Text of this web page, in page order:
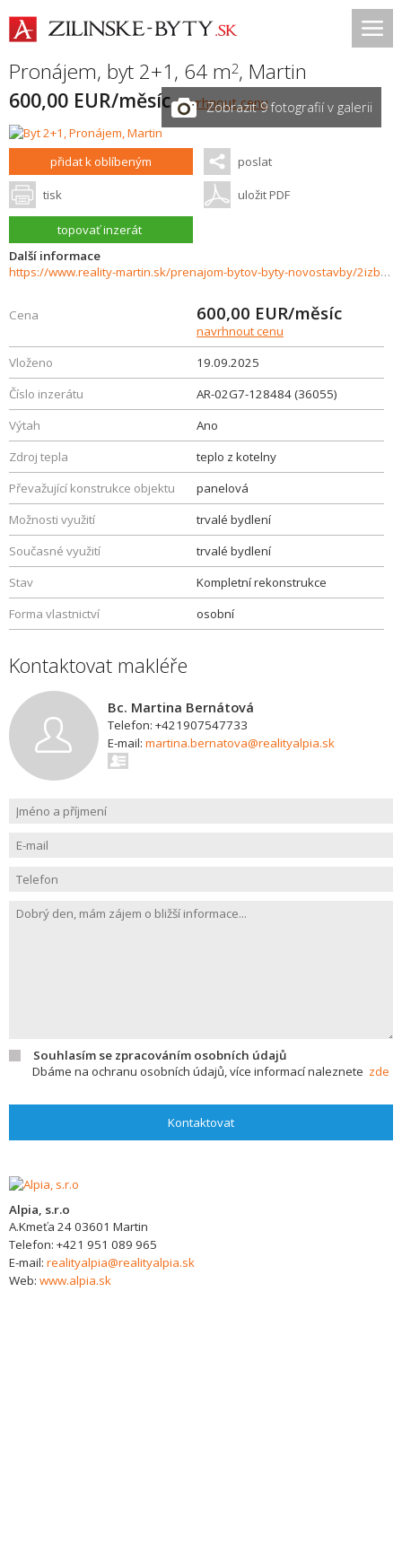
Pronájem, byt 2+1, 64 m2, Martin
600,00 EUR/měsícnavrhnout cenu
Zobrazit 9 fotografií v galerii
přidat k oblíbeným poslat
tisk uložit PDF
topovať inzerát
Další informace
https://www.reality-martin.sk/prenajom-bytov-byty-novostavby/2izbovy-byt-na-prenajom-Sever-36055/?utm_source=areality&utm_medium=xml&utm_term=36055&utm_content=byt&utm_campaign=portaly
Cena 600,00 EUR/měsíc
navrhnout cenu
Vloženo
19.09.2025
Číslo inzerátu
AR-02G7-128484 (36055)
Výtah
Ano
Zdroj tepla
teplo z kotelny
Převažující konstrukce objektu
panelová
Možnosti využití
trvalé bydlení
Současné využití
trvalé bydlení
Stav
Kompletní rekonstrukce
Forma vlastnictví
osobní
Kontaktovat makléře
Bc. Martina Bernátová
Telefon: +421907547733
E-mail: martina.bernatova@realityalpia.sk
Souhlasím se zpracováním osobních údajů
Dbáme na ochranu osobních údajů, více informací naleznete zde
Kontaktovat
Alpia, s.r.o
A.Kmeťa 2403601 Martin
Telefon: +421 951 089 965
E-mail: realityalpia@realityalpia.sk
Web: www.alpia.sk